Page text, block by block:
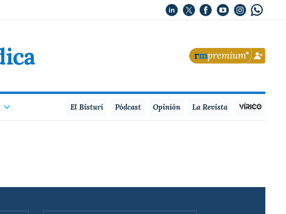
El Bisturí Pódcast Opinión La Revista